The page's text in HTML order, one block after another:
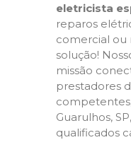
eletricista
reparos
comercial ou
solução!
missão
prestadores
Guarulhos,
qualificados